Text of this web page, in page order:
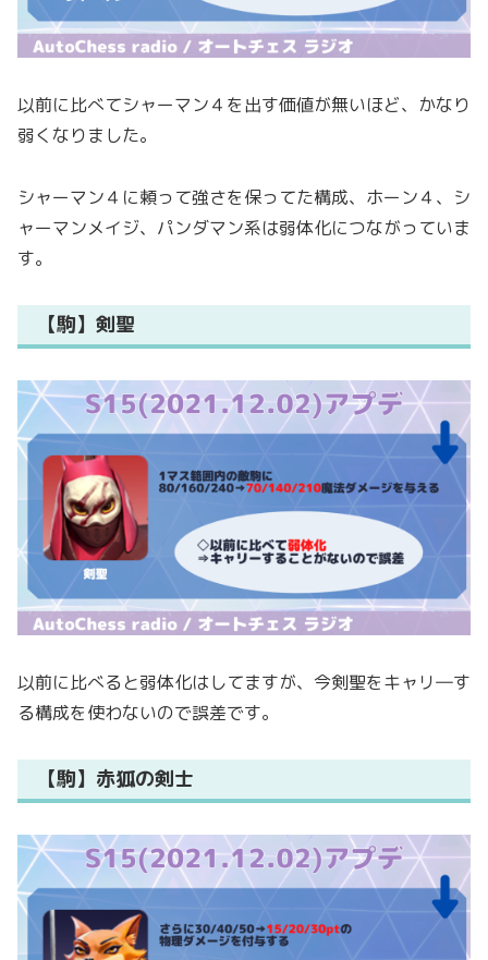
以前に比べてシャーマン４を出す価値が無いほど、かなり
弱くなりました。
シャーマン４に頼って強さを保ってた構成、ホーン４、シ
ャーマンメイジ、パンダマン系は弱体化につながっていま
す。
【駒】剣聖
以前に比べると弱体化はしてますが、今剣聖をキャリ―す
る構成を使わないので誤差です。
【駒】赤狐の剣士